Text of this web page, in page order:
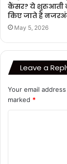
कैंसर? ये शुरुआती
किए जाते हैं
May 5, 2026
Leave a
Your email
marked *